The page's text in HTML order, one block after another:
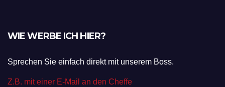
WIE WERBE ICH HIER?
Sprechen Sie einfach direkt mit unserem Boss.
Z.B. mit einer E-Mail an den Cheffe